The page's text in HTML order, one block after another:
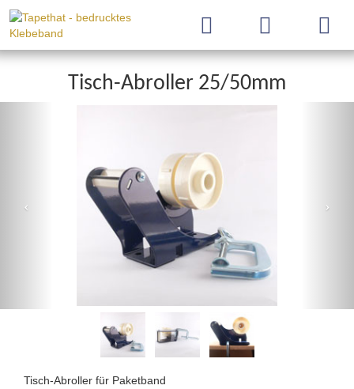
Tisch-Abroller 25/50mm
Tisch-Abroller für Paketband